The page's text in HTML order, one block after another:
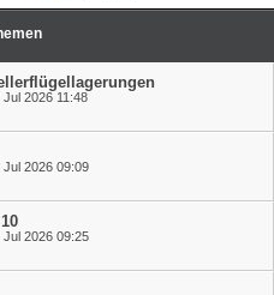
Jul 2026 11:48
Jul 2026 09:09
Jul 2026 09:25